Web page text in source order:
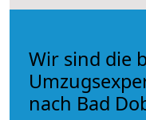
Wir sind die
nach Bad